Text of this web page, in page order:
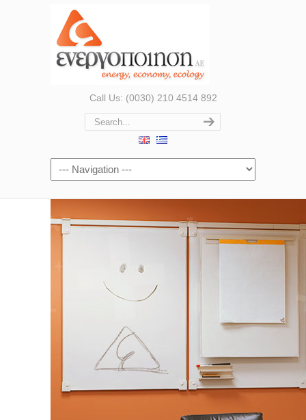
Call Us: (0030) 210 4514 892